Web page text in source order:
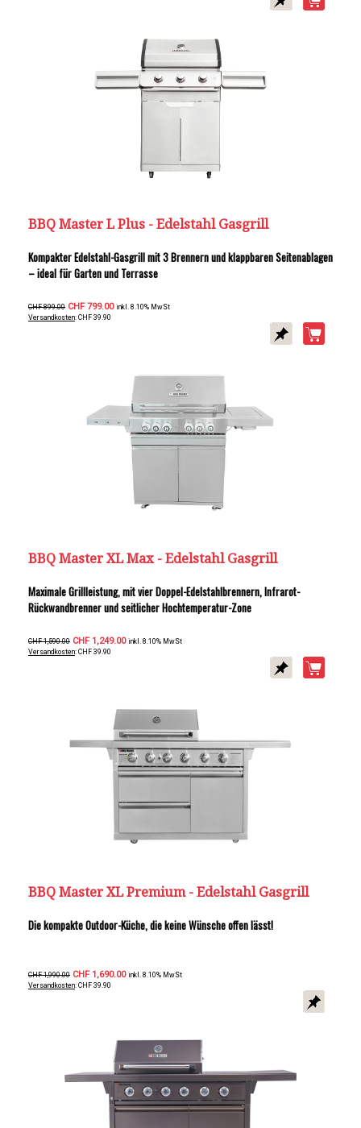
BBQ Master L Plus - Edelstahl Gasgrill
Kompakter Edelstahl-Gasgrill mit 3 Brennern und klappbaren Seitenablagen
– ideal für Garten und Terrasse
CHF 899.00 CHF 799.00 inkl. 8.10% MwSt
Versandkosten: CHF 39.90
BBQ Master XL Max - Edelstahl Gasgrill
Maximale Grillleistung, mit vier Doppel-Edelstahlbrennern, Infrarot-
Rückwandbrenner und seitlicher Hochtemperatur-Zone
CHF 1,590.00 CHF 1,249.00 inkl. 8.10% MwSt
Versandkosten: CHF 39.90
BBQ Master XL Premium - Edelstahl Gasgrill
Die kompakte Outdoor-Küche, die keine Wünsche offen lässt!
CHF 1,990.00 CHF 1,690.00 inkl. 8.10% MwSt
Versandkosten: CHF 39.90